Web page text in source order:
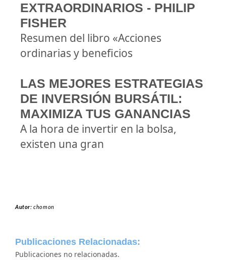
EXTRAORDINARIOS - PHILIP
FISHER
Resumen del libro «Acciones
ordinarias y beneficios
LAS MEJORES ESTRATEGIAS
DE INVERSIÓN BURSÁTIL:
MAXIMIZA TUS GANANCIAS
A la hora de invertir en la bolsa,
existen una gran
Autor:chomon
Publicaciones Relacionadas:
Publicaciones no relacionadas.